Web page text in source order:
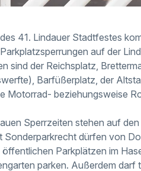
41. Lindauer Stadtfestes
auf der
sind der Reichsplatz,
Barfüßerplatz, der
Motorrad- beziehungsweise
Sperrzeiten stehen auf
Sonderparkrecht dürfen von
Parkplätzen im
parken. Außerdem